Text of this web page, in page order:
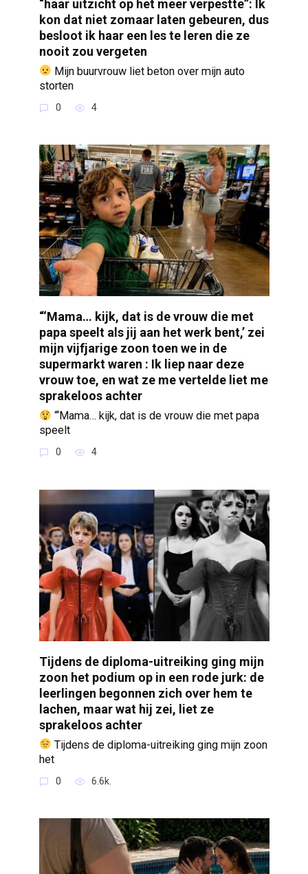
“haar uitzicht op het meer verpestte”: Ik
kon dat niet zomaar laten gebeuren, dus
besloot ik haar een les te leren die ze
nooit zou vergeten
Mijn buurvrouw liet beton over mijn auto
storten
0 4
“‘Mama… kijk, dat is de vrouw die met
papa speelt als jij aan het werk bent,’ zei
mijn vijfjarige zoon toen we in de
supermarkt waren : Ik liep naar deze
vrouw toe, en wat ze me vertelde liet me
sprakeloos achter
“‘Mama… kijk, dat is de vrouw die met papa
speelt
0 4
Tijdens de diploma-uitreiking ging mijn
zoon het podium op in een rode jurk: de
leerlingen begonnen zich over hem te
lachen, maar wat hij zei, liet ze
sprakeloos achter
Tijdens de diploma-uitreiking ging mijn zoon
het
0 6.6k.